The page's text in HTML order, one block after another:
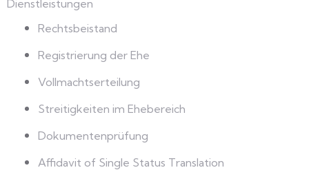
Dienstleistungen
Rechtsbeistand
Registrierung der Ehe
Vollmachtserteilung
Streitigkeiten im Ehebereich
Dokumentenprüfung
Affidavit of Single Status Translation